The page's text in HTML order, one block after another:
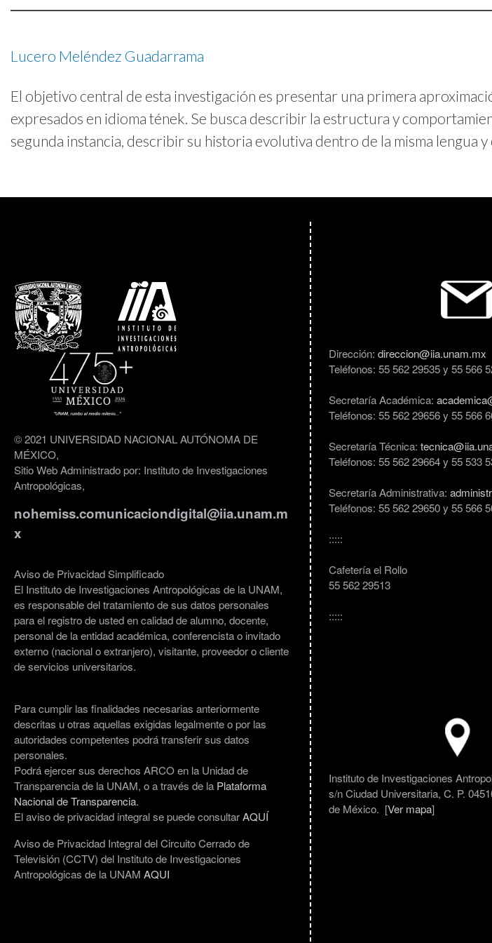
Lucero Meléndez Guadarrama
El objetivo central de esta investigación es presentar una primera
expresados en idioma tének. Se busca describir la estructura y
segunda instancia, describir su historia evolutiva dentro de la misma lengua
© 2021 UNIVERSIDAD NACIONAL AUTÓNOMA DE
MÉXICO,
Sitio Web Administrado por: Instituto de Investigaciones
Antropológicas,
nohemiss.comunicaciondigital@iia.unam.m
x
Aviso de Privacidad Simplificado
El Instituto de Investigaciones Antropológicas de la UNAM,
es responsable del tratamiento de sus datos personales
para el registro de usted en calidad de alumno, docente,
personal de la entidad académica, conferencista o invitado
externo (nacional o extranjero), visitante, proveedor o cliente
de servicios universitarios.
Para cumplir las finalidades necesarias anteriormente
descritas u otras aquellas exigidas legalmente o por las
autoridades competentes podrá transferir sus datos
personales.
Podrá ejercer sus derechos ARCO en la Unidad de
Transparencia de la UNAM, o a través de la Plataforma
Nacional de Transparencia.
El aviso de privacidad integral se puede consultarAQUÍ
Aviso de Privacidad Integral del Circuito Cerrado de
Televisión (CCTV) del Instituto de Investigaciones
Antropológicas de la UNAM AQUI
Dirección: direccion@iia.unam.mx
Teléfonos: 55 562 29535 y 55 566
Secretaría Académica:
Teléfonos: 55 562 29656 y 55 566
Secretaría Técnica:
Teléfonos: 55 562 29664 y 55 533
Secretaría Administrativa:
Teléfonos: 55 562 29650 y 55 566
:::::
Cafetería el Rollo
55 562 29513
:::::
Instituto de Investigaciones
s/n Ciudad Universitaria, C. P.
de México. [Ver mapa]